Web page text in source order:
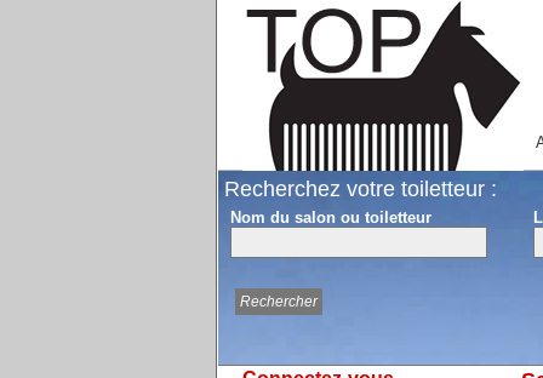
Recherchez votre toiletteur :
Nom du salon ou toiletteur